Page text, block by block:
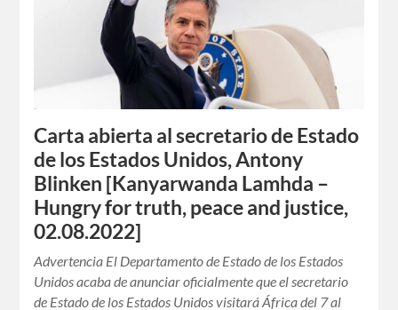
Carta abierta al secretario de Estado
de los Estados Unidos, Antony
Blinken [Kanyarwanda Lamhda –
Hungry for truth, peace and justice,
02.08.2022]
Advertencia El Departamento de Estado de los Estados
Unidos acaba de anunciar oficialmente que el secretario
de Estado de los Estados Unidos visitará África del 7 al